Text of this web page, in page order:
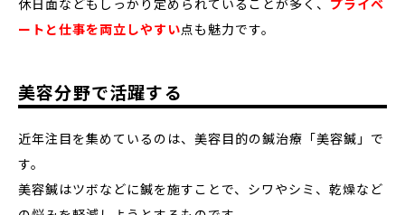
休日面などもしっかり定められていることが多く、 プライベ
ートと仕事を両立しやすい点も魅力です。
美容分野で活躍する
近年注目を集めているのは、美容目的の鍼治療「美容鍼」で
す。
美容鍼はツボなどに鍼を施すことで、シワやシミ、乾燥など